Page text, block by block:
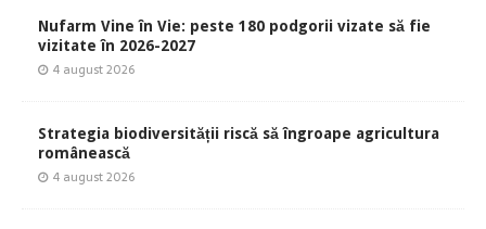
Nufarm Vine în Vie: peste 180 podgorii vizate să fie
vizitate în 2026-2027
4 august 2026
Strategia biodiversității riscă să îngroape agricultura
românească
4 august 2026